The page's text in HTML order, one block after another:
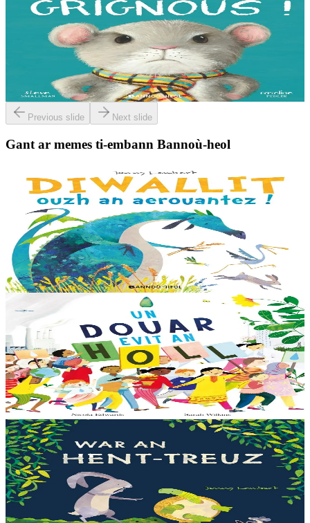
N'on ket grignous !
E penn ar c’hoad ez eus ul logodenn vihan o chom. Brudet eo
Logodennig evit bezañ grignousañ ha teodekañ logodenn ar vro. Un
deiz en em gav gant ur broc’hig...
Er stok13,00 €
Previous slide Next slide
Gant ar memes ti-embann Bannoù-heol
Bannoù-heol
Diwallit ouzh an aerouantez !
Dreistordinal eo ti nevez Eflammez. Bleunioù zo, geot flour hag
amezeien plijus-tre. Sur eo ?... - N’out ket evit chom amañ ! a huch
al loened all dezhi. Ha...
Er stok13,00 €
Bannoù-heol
Un douar evit an holl
Bras-divent eo hor planedenn ha kaer-meurbet ivez, met ezhomm he
deus ouzhin hag ouzhit. Reiñ da gompren gwelloc’h efedoù Mab-
den war hor planedenn a ra al levr kaer-mañ....
Er stok13,00 €
3 bloaz hag ouzhpenn
Bannoù-heol
War an hent-treuz
Piv a oar peseurt loened a c’haller gwelet er paludoù pa vez an noz
o serriñ ?... N’eus krokodil ebet avat. Peursur eo Logodennig. N’eo
ket ken sur he mignoned...